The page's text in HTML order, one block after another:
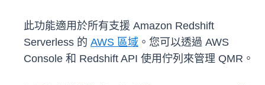
此功能適用於所有支援 Amazon Redshift
Serverless 的 AWS 區域 。您可以透過 AWS
Console 和 Redshift API 使用佇列來管理 QMR。